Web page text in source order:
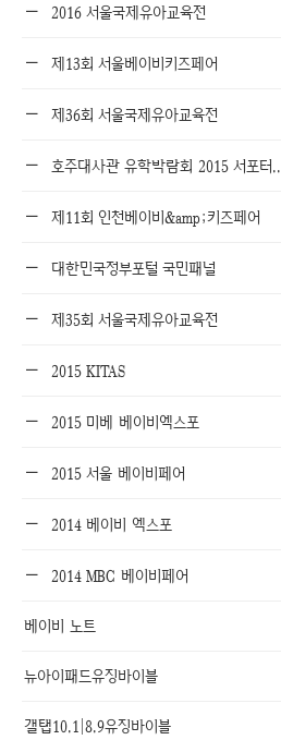
2016 서울국제유아교육전
제13회 서울베이비키즈페어
제36회 서울국제유아교육전
호주대사관 유학박람회 2015 서포터..
제11회 인천베이비&amp;키즈페어
대한민국정부포털 국민패널
제35회 서울국제유아교육전
2015 KITAS
2015 미베 베이비엑스포
2015 서울 베이비페어
2014 베이비 엑스포
2014 MBC 베이비페어
베이비 노트
뉴아이패드유징바이블
갤탭10.1|8.9유징바이블